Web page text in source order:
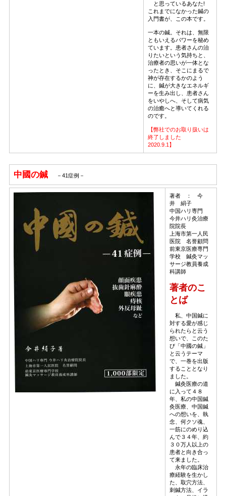
と思っているあなた!
これまでになかった鍼の
入門書が、この本です。
一本の鍼。それは、無限
ともいえるパワーを秘め
ています。患者さんの治
りたいという気持ちと、
治療者の思いが一体とな
ったとき、そこにまるで
神が存在するかのよう
に、鍼が大きなエネルギ
ーを生み出し、患者さん
をいやしへ、そして病気
の治癒へと導いてくれる
のです。
【弊社でのお取り扱いは
終了しました
2020.9.1】
中國の鍼 －41症例－
著者 ： 今
井 絹子
中国ハリ専門
今井ハリ灸治療
院院長
上海市第一人民
医院 名誉顧問
前東京医療専門
学校 鍼灸マッ
サージ教員養成
科講師
著者のこ
とば
私、中国鍼に
対する愛が感じ
られたらと云う
想いで、このた
び「中國の鍼」
と云うテーマ
で、一巻を出版
することとなり
ました。
鍼灸医療の道
に入って４８
年、私の中国鍼
灸医療、中国鍼
への想いを、執
念、何クソ魂、
一筋にのめり込
んで３４年、約
３０万人以上の
患者と向き合っ
て来ました。
永年の臨床治
療経験を生かし
た、取穴方法、
刺鍼方法、イラ